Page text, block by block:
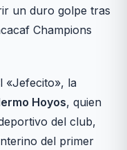
un duro golpe tras
Champions
«Jefecito», la
Hoyos, quien
del club,
del primer